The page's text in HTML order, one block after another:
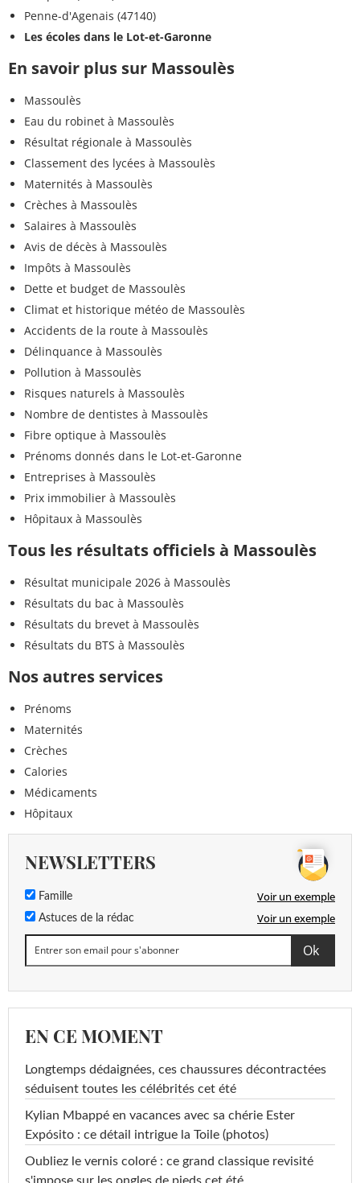
Penne-d'Agenais (47140)
Les écoles dans le Lot-et-Garonne
En savoir plus sur Massoulès
Massoulès
Eau du robinet à Massoulès
Résultat régionale à Massoulès
Classement des lycées à Massoulès
Maternités à Massoulès
Crèches à Massoulès
Salaires à Massoulès
Avis de décès à Massoulès
Impôts à Massoulès
Dette et budget de Massoulès
Climat et historique météo de Massoulès
Accidents de la route à Massoulès
Délinquance à Massoulès
Pollution à Massoulès
Risques naturels à Massoulès
Nombre de dentistes à Massoulès
Fibre optique à Massoulès
Prénoms donnés dans le Lot-et-Garonne
Entreprises à Massoulès
Prix immobilier à Massoulès
Hôpitaux à Massoulès
Tous les résultats officiels à Massoulès
Résultat municipale 2026 à Massoulès
Résultats du bac à Massoulès
Résultats du brevet à Massoulès
Résultats du BTS à Massoulès
Nos autres services
Prénoms
Maternités
Crèches
Calories
Médicaments
Hôpitaux
NEWSLETTERS
Famille Voir un exemple
Astuces de la rédac Voir un exemple
EN CE MOMENT
Longtemps dédaignées, ces chaussures décontractées
séduisent toutes les célébrités cet été
Kylian Mbappé en vacances avec sa chérie Ester
Expósito : ce détail intrigue la Toile (photos)
Oubliez le vernis coloré : ce grand classique revisité